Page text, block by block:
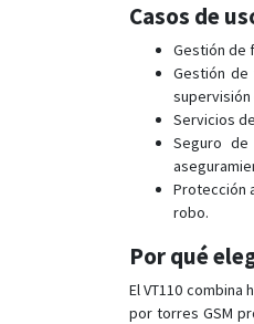
Casos de
Gestión de
Gestión de
supervisión
Servicios
Seguro
Protección
robo.
Por qué
El VT110
por torres GSM